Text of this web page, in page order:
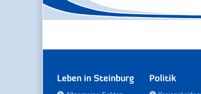
Leben in Steinburg Politik